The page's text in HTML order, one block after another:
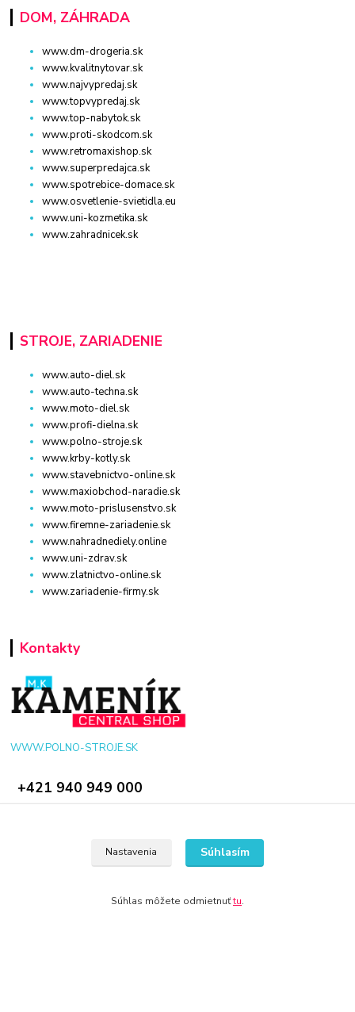
DOM, ZÁHRADA
www.dm-drogeria.sk
www.kvalitnytovar.sk
www.najvypredaj.sk
www.topvypredaj.sk
www.top-nabytok.sk
www.proti-skodcom.sk
www.retromaxishop.sk
www.superpredajca.sk
www.spotrebice-domace.sk
www.osvetlenie-svietidla.eu
www.uni-kozmetika.sk
www.zahradnicek.sk
STROJE, ZARIADENIE
www.auto-diel.sk
www.auto-techna.sk
www.moto-diel.sk
www.profi-dielna.sk
www.polno-stroje.sk
www.krby-kotly.sk
www.stavebnictvo-online.sk
www.maxiobchod-naradie.sk
www.moto-prislusenstvo.sk
www.firemne-zariadenie.sk
www.nahradnediely.online
www.uni-zdrav.sk
www.zlatnictvo-online.sk
www.zariadenie-firmy.sk
Kontakty
WWW.POLNO-STROJE.SK
+421 940 949 000
Nastavenia Súhlasím
Súhlas môžete odmietnuťtu.